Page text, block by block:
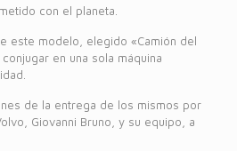
con el planeta.
este modelo, elegido «Camión del
en una sola máquina
de la entrega de los mismos por
Giovanni Bruno, y su equipo, a